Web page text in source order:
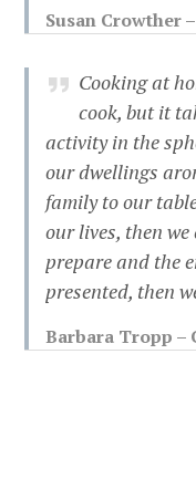
Susan Crowther
Cooking at
cook, but it
activity in the
our dwellings
family to our
our lives, then we
prepare and the
presented, then
Barbara Tropp –